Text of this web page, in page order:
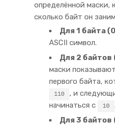
определённой маски,
сколько байт он
Для 1 байта
ASCII символ.
Для 2 байтов
маски
первого байта,
110
, и
начинаться с
10
.
Для 3 байтов